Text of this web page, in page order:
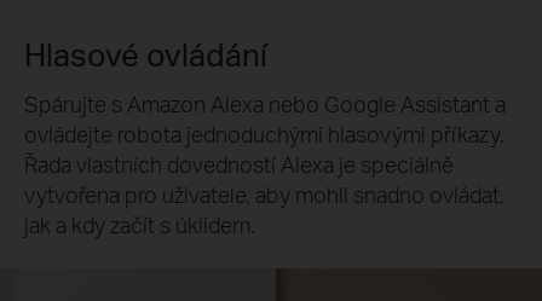
Hlasové ovládání
Spárujte s Amazon Alexa nebo Google Assistant a
ovládejte robota jednoduchými hlasovými příkazy.
Řada vlastních dovedností Alexa je speciálně
vytvořena pro uživatele, aby mohli snadno ovládat,
jak a kdy začít s úklidem.